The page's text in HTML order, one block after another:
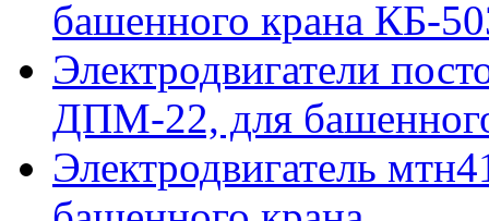
башенного крана КБ-
Электродвигатели
ДПМ-22, для
Электродвигатель